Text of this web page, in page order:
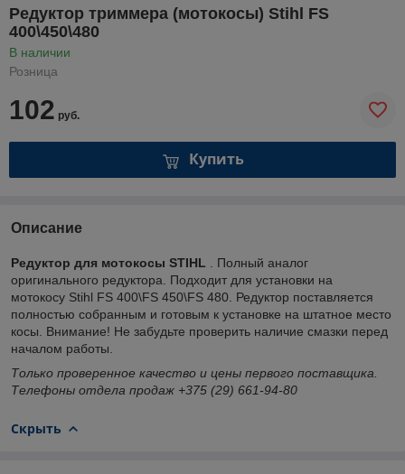
Редуктор триммера (мотокосы) Stihl FS
400\450\480
В наличии
Розница
102 руб.
Купить
Описание
Редуктор для мотокосы STIHL
. Полный аналог
оригинального редуктора. Подходит для установки на
мотокосу Stihl FS 400\FS 450\FS 480. Редуктор поставляется
полностью собранным и готовым к установке на штатное место
косы. Внимание! Не забудьте проверить наличие смазки перед
началом работы.
Только проверенное качество и цены первого поставщика.
Телефоны отдела продаж +375 (29) 661-94-80
Скрыть